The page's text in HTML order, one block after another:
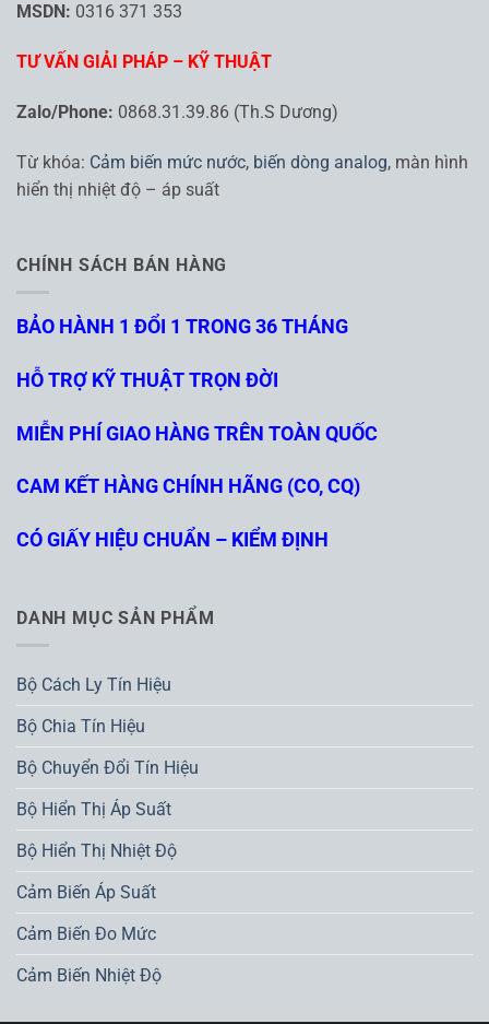
MSDN: 0316 371 353
TƯ VẤN GIẢI PHÁP – KỸ THUẬT
Zalo/Phone: 0868.31.39.86 (Th.S Dương)
Từ khóa: Cảm biến mức nước, biến dòng analog, màn hình
hiển thị nhiệt độ – áp suất
CHÍNH SÁCH BÁN HÀNG
BẢO HÀNH 1 ĐỔI 1 TRONG 36 THÁNG
HỖ TRỢ KỸ THUẬT TRỌN ĐỜI
MIỄN PHÍ GIAO HÀNG TRÊN TOÀN QUỐC
CAM KẾT HÀNG CHÍNH HÃNG (CO, CQ)
CÓ GIẤY HIỆU CHUẨN – KIỂM ĐỊNH
DANH MỤC SẢN PHẨM
Bộ Cách Ly Tín Hiệu
Bộ Chia Tín Hiệu
Bộ Chuyển Đổi Tín Hiệu
Bộ Hiển Thị Áp Suất
Bộ Hiển Thị Nhiệt Độ
Cảm Biến Áp Suất
Cảm Biến Đo Mức
Cảm Biến Nhiệt Độ